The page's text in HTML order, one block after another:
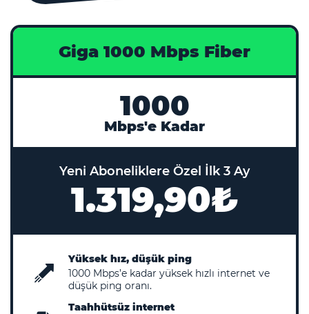
Giga 1000 Mbps Fiber
1000
Mbps'e Kadar
Yeni Aboneliklere Özel İlk 3 Ay
1.319,90₺
Yüksek hız, düşük ping
1000 Mbps’e kadar yüksek hızlı internet ve
düşük ping oranı.
Taahhütsüz internet